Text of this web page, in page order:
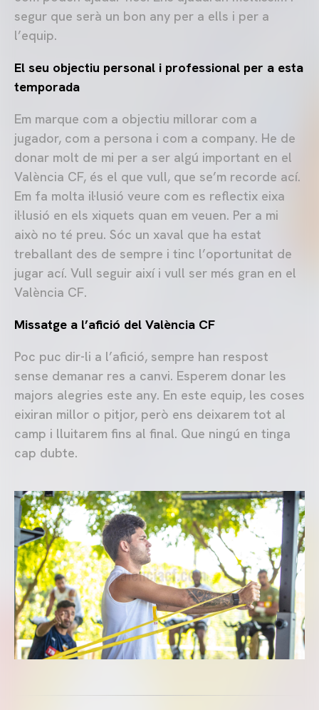
segur que serà un bon any per a ells i per a
l’equip.
El seu objectiu personal i professional per a esta
temporada
Em marque com a objectiu millorar com a
jugador, com a persona i com a company. He de
donar molt de mi per a ser algú important en el
València CF, és el que vull, que se’m recorde ací.
Em fa molta il·lusió veure com es reflectix eixa
il·lusió en els xiquets quan em veuen. Per a mi
això no té preu. Sóc un xaval que ha estat
treballant des de sempre i tinc l’oportunitat de
jugar ací. Vull seguir així i vull ser més gran en el
València CF.
Missatge a l’afició del València CF
Poc puc dir-li a l’afició, sempre han respost
sense demanar res a canvi. Esperem donar les
majors alegries este any. En este equip, les coses
eixiran millor o pitjor, però ens deixarem tot al
camp i lluitarem fins al final. Que ningú en tinga
cap dubte.